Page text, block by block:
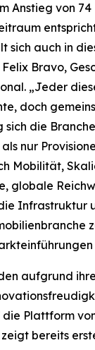
Anstieg von
sich auch in
Bravo,
„Jeder
doch
sich die
nur
Mobilität,
globale
Infrastruktur
aufgrund
Plattform
bereits